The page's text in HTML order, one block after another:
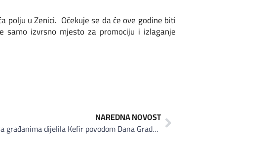
polju u Zenici. Očekuje se da će ove godine biti
samo izvrsno mjesto za promociju i izlaganje
NAREDNA NOVOST
Sarajevska mljekara građanima dijelila Kefir povodom Dana Grada Sarajeva